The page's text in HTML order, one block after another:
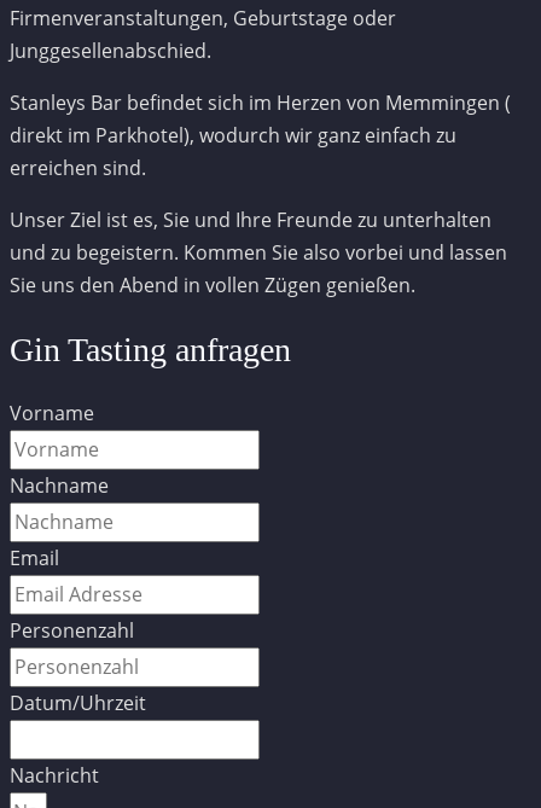
Firmenveranstaltungen, Geburtstage oder
Junggesellenabschied.
Stanleys Bar befindet sich im Herzen von Memmingen (
direkt im Parkhotel), wodurch wir ganz einfach zu
erreichen sind.
Unser Ziel ist es, Sie und Ihre Freunde zu unterhalten
und zu begeistern. Kommen Sie also vorbei und lassen
Sie uns den Abend in vollen Zügen genießen.
Gin Tasting anfragen
Vorname
Nachname
Email
Personenzahl
Datum/Uhrzeit
Nachricht